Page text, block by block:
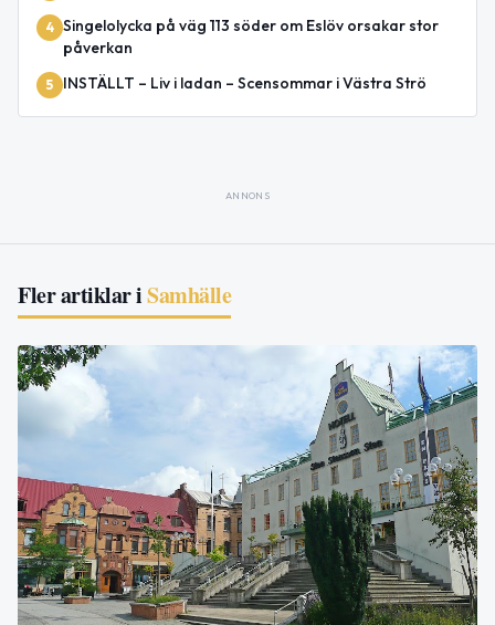
4 Singelolycka på väg 113 söder om Eslöv orsakar stor
påverkan
5 INSTÄLLT – Liv i ladan – Scensommar i Västra Strö
ANNONS
Fler artiklar iSamhälle